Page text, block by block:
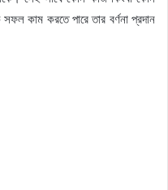
কাম করতে পারে তার বর্ণনা প্রদান